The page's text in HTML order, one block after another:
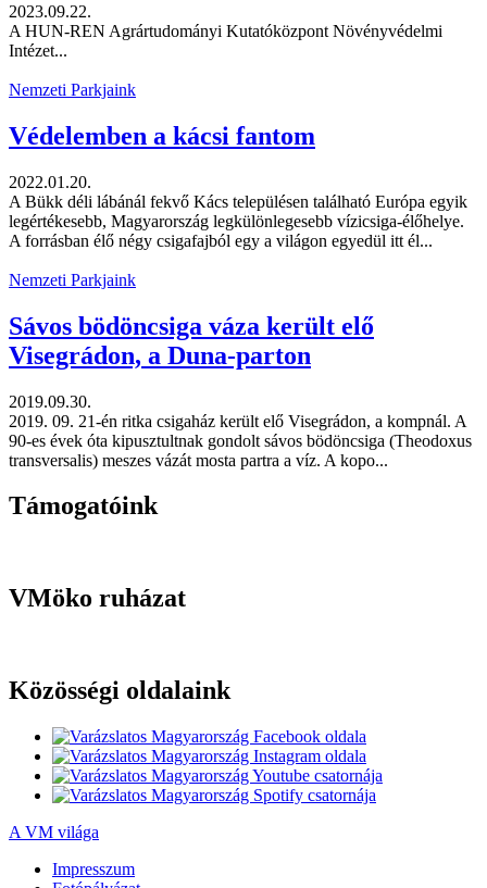
2023.09.22.
A HUN-REN Agrártudományi Kutatóközpont Növényvédelmi
Intézet...
Nemzeti Parkjaink
Védelemben a kácsi fantom
2022.01.20.
A Bükk déli lábánál fekvő Kács településen található Európa egyik
legértékesebb, Magyarország legkülönlegesebb vízicsiga-élőhelye.
A forrásban élő négy csigafajból egy a világon egyedül itt él...
Nemzeti Parkjaink
Sávos bödöncsiga váza került elő
Visegrádon, a Duna-parton
2019.09.30.
2019. 09. 21-én ritka csigaház került elő Visegrádon, a kompnál. A
90-es évek óta kipusztultnak gondolt sávos bödöncsiga (Theodoxus
transversalis) meszes vázát mosta partra a víz. A kopo...
Támogatóink
VMöko ruházat
Közösségi oldalaink
A VM világa
Impresszum